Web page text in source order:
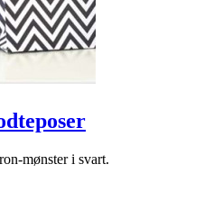
mønster i svart.